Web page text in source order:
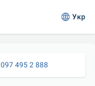
Укр
097 495 2 888